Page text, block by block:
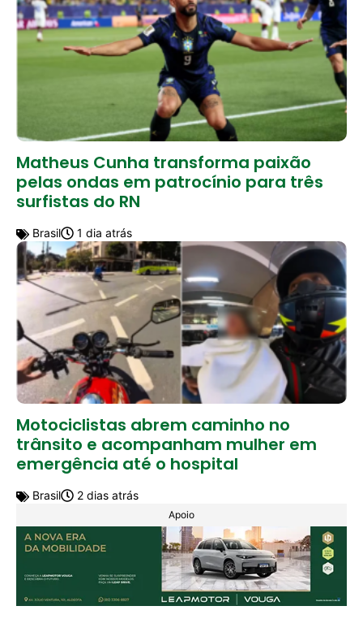
Matheus Cunha transforma paixão
pelas ondas em patrocínio para três
surfistas do RN
Brasil 1 dia atrás
Motociclistas abrem caminho no
trânsito e acompanham mulher em
emergência até o hospital
Brasil 2 dias atrás
Apoio